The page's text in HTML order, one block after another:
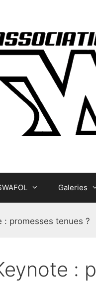
Galeries
: promesses tenues ?
: